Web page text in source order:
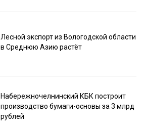
Лесной экспорт из Вологодской области
в Среднюю Азию растёт
Набережночелнинский КБК построит
производство бумаги-основы за 3 млрд
рублей